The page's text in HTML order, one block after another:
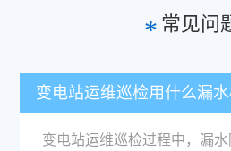
* 常见问
变电站运维巡检用什么漏水
变电站运维巡检过程中，漏